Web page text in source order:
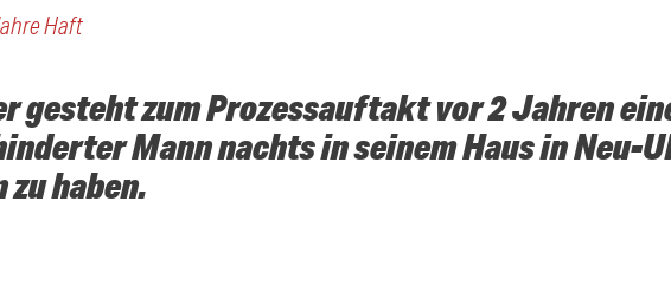
Haft
gesteht zum Prozessauftakt vor 2 Jahren
Mann nachts in seinem Haus in Neu-
haben.